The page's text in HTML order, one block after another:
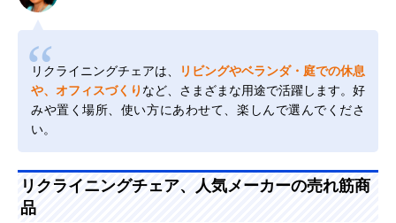
リクライニングチェアは、
リビングやベランダ・庭での休息
や、オフィスづくり など、さまざまな用途で活躍します。好
みや置く場所、使い方にあわせて、楽しんで選んでくださ
い。
リクライニングチェア、人気メーカーの売れ筋商
品